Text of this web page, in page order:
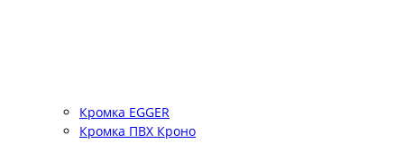
Кромка EGGER
Кромка ПВХ Кроно